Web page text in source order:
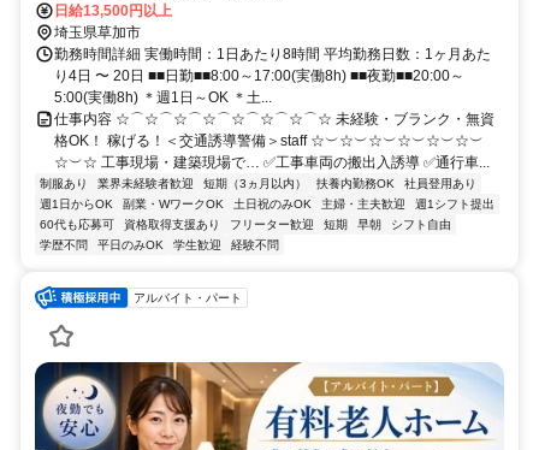
日給13,500円以上
埼玉県草加市
勤務時間詳細 実働時間：1日あたり8時間 平均勤務日数：1ヶ月あた
り4日 〜 20日 ■■日勤■■8:00～17:00(実働8h) ■■夜勤■■20:00～
5:00(実働8h) ＊週1日～OK ＊土...
仕事内容 ☆⌒☆⌒☆⌒☆⌒☆⌒☆⌒☆⌒☆ 未経験・ブランク・無資
格OK！ 稼げる！＜交通誘導警備＞staff ☆︶☆︶☆︶☆︶☆︶☆︶
☆︶☆ 工事現場・建築現場で… ✅工事車両の搬出入誘導 ✅通行車...
制服あり 業界未経験者歓迎 短期（3ヵ月以内） 扶養内勤務OK
社員登用あり
週1日からOK
副業・WワークOK 土日祝のみOK 主婦・主夫歓迎
週1シフト提出
60代も応募可
資格取得支援あり フリーター歓迎 短期 早朝
シフト自由
学歴不問
平日のみOK 学生歓迎 経験不問
アルバイト・パート